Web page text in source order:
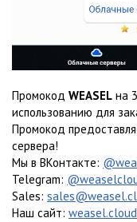
Промокод WEASEL на
использованию для
Промокод
сервера!
Мы в ВКонтакте:
Telegram:
Sales:
Наш сайт: weasel.cloud